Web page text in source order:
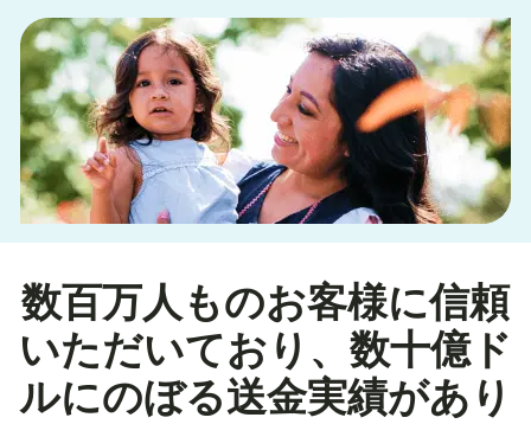
数百万人ものお客様に信頼
いただいており、数十億ド
ルにのぼる送金実績があり